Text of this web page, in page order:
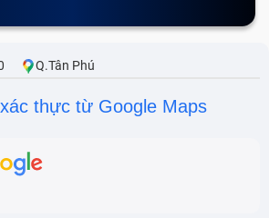
Q.Tân Phú
thực từ Google Maps